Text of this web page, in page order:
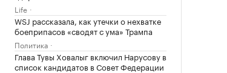
Life
WSJ рассказала, как утечки о нехватке
боеприпасов «сводят с ума» Трампа
Политика
Глава Тувы Ховалыг включил Нарусову в
список кандидатов в Совет Федерации